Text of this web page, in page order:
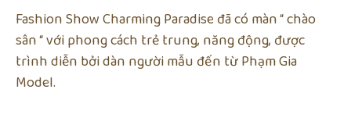
Fashion Show Charming Paradise đã có màn “ chào
sân “ với phong cách trẻ trung, năng động, được
trình diễn bởi dàn người mẫu đến từ Phạm Gia
Model.